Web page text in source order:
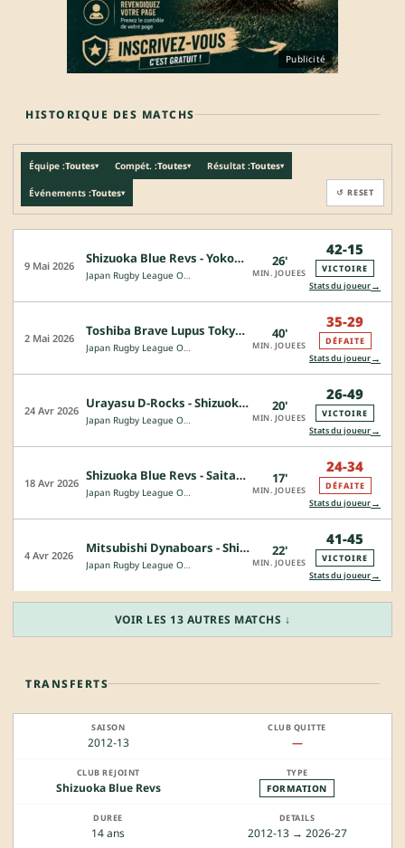
Publicité
HISTORIQUE DES MATCHS
Équipe :Toutes▾ Compét. :Toutes▾ Résultat :Toutes▾
Événements :Toutes▾ ↺ RESET
9 Mai 2026 Shizuoka Blue Revs - Yokohama Canon Eagles
Japan Rugby League One - Division 1
26'
MIN. JOUEES
42-15
VICTOIRE
Stats du joueur→
2 Mai 2026 Toshiba Brave Lupus Tokyo - Shizuoka Blue Revs
Japan Rugby League One - Division 1
40'
MIN. JOUEES
35-29
DÉFAITE
Stats du joueur→
24 Avr 2026 Urayasu D-Rocks - Shizuoka Blue Revs
Japan Rugby League One - Division 1
20'
MIN. JOUEES
26-49
VICTOIRE
Stats du joueur→
18 Avr 2026 Shizuoka Blue Revs - Saitama Wild Knigkts
Japan Rugby League One - Division 1
17'
MIN. JOUEES
24-34
DÉFAITE
Stats du joueur→
4 Avr 2026 Mitsubishi Dynaboars - Shizuoka Blue Revs
Japan Rugby League One - Division 1
22'
MIN. JOUEES
41-45
VICTOIRE
Stats du joueur→
VOIR LES 13 AUTRES MATCHS ↓
TRANSFERTS
2012-13 —
Shizuoka Blue Revs FORMATION
14 ans 2012-13 → 2026-27